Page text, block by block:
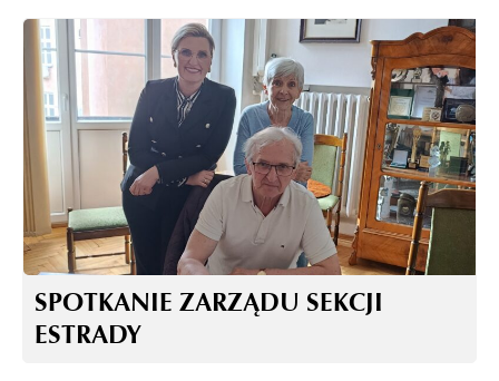
SPOTKANIE ZARZĄDU SEKCJI
ESTRADY